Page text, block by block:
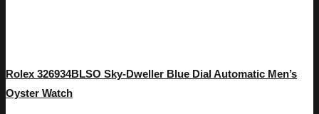
Rolex 326934BLSO Sky-Dweller Blue Dial Automatic Men’s
Oyster Watch